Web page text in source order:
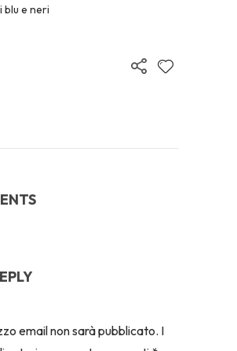
blu e neri
email non sarà pubblicato. I